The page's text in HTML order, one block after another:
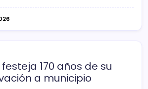
170 años de su
a municipio